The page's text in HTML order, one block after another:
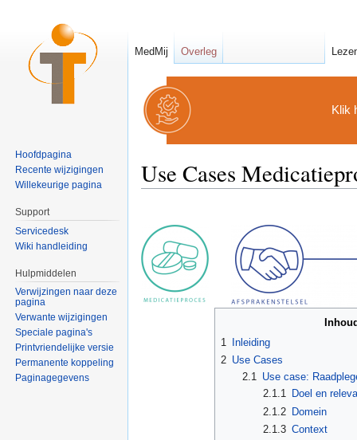
Klik
Use Cases
1
Inleiding
2 Use Cases
2.1 Use case:
2.1.1 Doel en
2.1.2 Domein
2.1.3 Context
MedMij Overleg
Hoofdpagina
Recente wijzigingen
Willekeurige pagina
Support
Servicedesk
Wiki handleiding
Hulpmiddelen
Verwijzingen naar deze
pagina
Verwante wijzigingen
Speciale pagina's
Printvriendelijke versie
Permanente koppeling
Paginagegevens